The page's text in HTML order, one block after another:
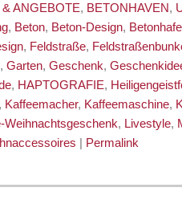
ANGEBOTE, BETONHAVEN,
, Beton, Beton-Design,
, Feldstraße,
,Garten,Geschenk,
, HAPTOGRAFIE,
Kaffeemacher, Kaffeemaschine,
Weihnachtsgeschenk, Livestyle,
| Permalink